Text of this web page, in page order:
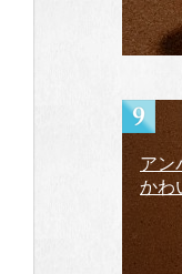
アン
かわ